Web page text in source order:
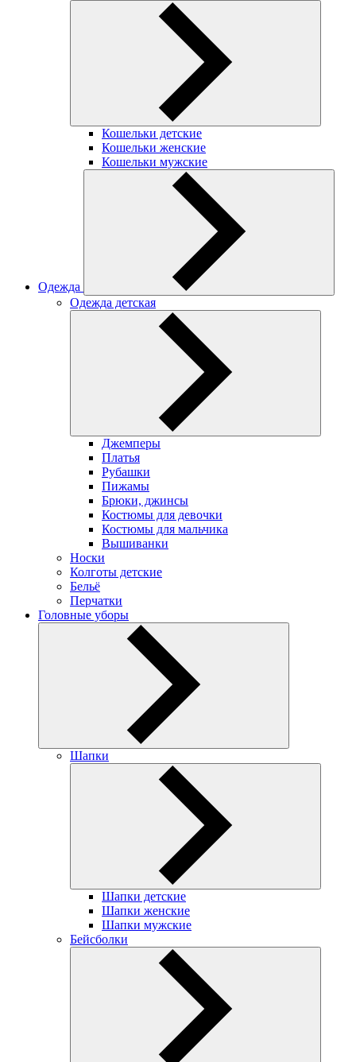
Кошельки детские
Кошельки женские
Кошельки мужские
Одежда
Одежда детская
Джемперы
Платья
Рубашки
Пижамы
Брюки, джинсы
Костюмы для девочки
Костюмы для мальчика
Вышиванки
Носки
Колготы детские
Бельё
Перчатки
Головные уборы
Шапки
Шапки детские
Шапки женские
Шапки мужские
Бейсболки